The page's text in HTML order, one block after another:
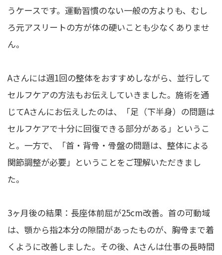
うケースです。運動習慣のない一般の方よりも、むし
ろ元アスリートの方が体の硬いことも少なくありませ
ん。
Aさんには週1回の整体をおすすめしながら、並行して
セルフケアの方法もお伝えしていきました。施術を通
じてAさんにお伝えしたのは、「足（下半身）の問題は
セルフケアで十分に回復できる部分がある」というこ
と。一方で、「首・背骨・骨盤の問題は、整体による
関節調整が必要」ということをご理解いただきまし
た。
3ヶ月後の結果：長座体前屈が25cm改善。首の可動域
は、顎から指2本分の隙間があったものが、胸骨まで着
くように改善しました。その後、Aさんは仕事の長時間